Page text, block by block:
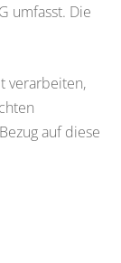
umfasst. Die
verarbeiten,
auf diese